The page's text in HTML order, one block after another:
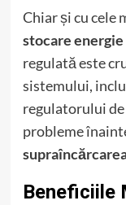
Chiar și cu cele
stocare energie
regulată este
sistemului,
regulatorului
probleme
Beneficiile